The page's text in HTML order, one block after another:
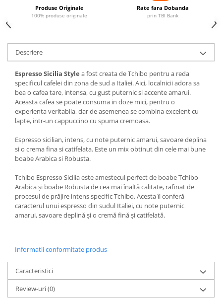
Produse Originale
100% produse originale
Rate fara Dobanda
prin TBI Bank
Descriere
Espresso Sicilia Style a fost creata de Tchibo pentru a reda
specificul cafelei din zona de sud a Italiei. Aici, localnicii adora sa
bea o cafea tare, intensa, cu gust puternic si accente amarui.
Aceasta cafea se poate consuma in doze mici, pentru o
experienta veritabila, dar de asemenea se combina excelent cu
lapte, intr-un cappuccino cu spuma cremoasa.
Espresso sicilian, intens, cu note puternic amarui, savoare deplina
si o crema fina si catifelata. Este un mix obtinut din cele mai bune
boabe Arabica si Robusta.
Tchibo Espresso Sicilia este amestecul perfect de boabe Tchibo
Arabica și boabe Robusta de cea mai înaltă calitate, rafinat de
procesul de prăjire intens specific Tchibo. Acesta îi conferă
caracterul unui espresso din sudul Italiei, cu note puternic
amarui, savoare deplină și o cremă fină și catifelată.
Informatii conformitate produs
Caracteristici
Review-uri(0)